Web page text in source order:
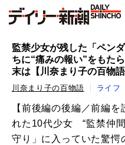
監禁少女が残した「ペン
ちに“痛みの報い”をもた
末は【川奈まり子の百物語
川奈まり子の百物語 ライフ
【前後編の後編／前編
れた10代少女 “監禁仲
守り」に入っていた驚愕